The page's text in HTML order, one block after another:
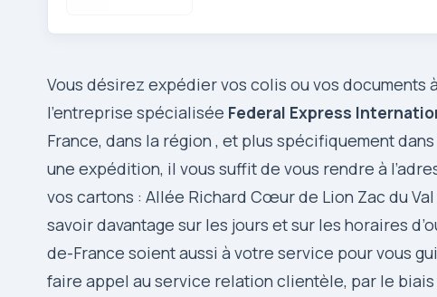
Vous désirez expédier vos colis ou vos documents
l’entreprise spécialisée Federal Express
France, dans la région , et plus spécifiquement
une expédition, il vous suffit de vous rendre à
vos cartons : Allée Richard Cœur de Lion Zac du
savoir davantage sur les jours et sur les horaires
de-France soient aussi à votre service pour vous
faire appel au service relation clientèle, par le